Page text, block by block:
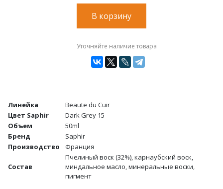
В корзину
Уточняйте наличие товара
Линейка
Beaute du Cuir
Цвет Saphir
Dark Grey 15
Объем
50ml
Бренд
Saphir
Производство
Франция
Состав
Пчелиный воск (32%), карнаубский воск,
миндальное масло, минеральные воски,
пигмент